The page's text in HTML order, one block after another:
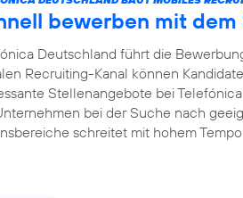
bewerben mit dem
Deutschland führt die
Recruiting-Kanal können
Stellenangebote bei
bei der Suche nach
schreitet mit hohem